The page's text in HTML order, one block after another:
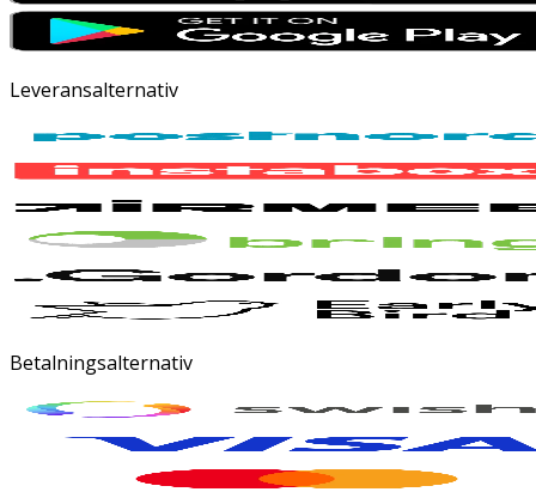
Leveransalternativ
Betalningsalternativ